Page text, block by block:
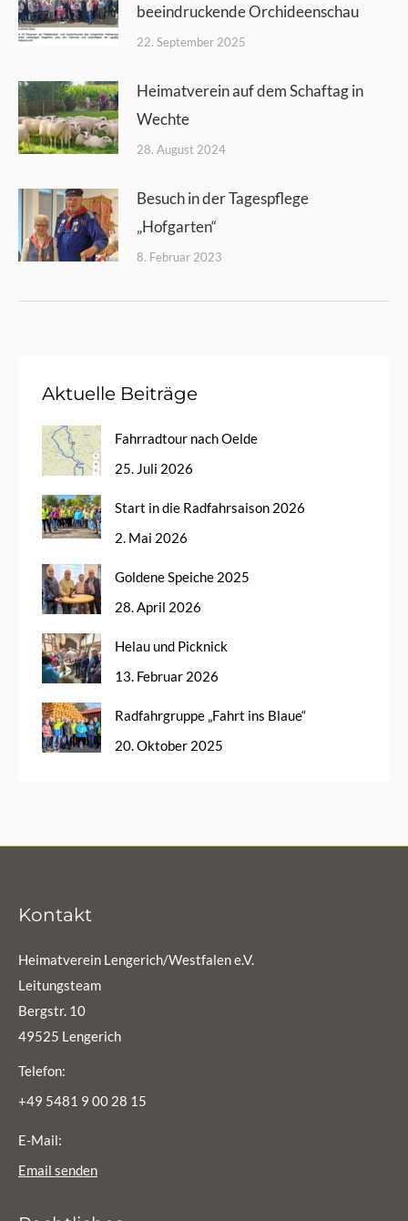
beeindruckende Orchideenschau
22. September 2025
Heimatverein auf dem Schaftag in
Wechte
28. August 2024
Besuch in der Tagespflege
„Hofgarten“
8. Februar 2023
Aktuelle Beiträge
Fahrradtour nach Oelde
25. Juli 2026
Start in die Radfahrsaison 2026
2. Mai 2026
Goldene Speiche 2025
28. April 2026
Helau und Picknick
13. Februar 2026
Radfahrgruppe „Fahrt ins Blaue“
20. Oktober 2025
Kontakt
Heimatverein Lengerich/Westfalen e.V.
Leitungsteam
Bergstr. 10
49525 Lengerich
Telefon:
+49 5481 9 00 28 15
E-Mail:
Email senden